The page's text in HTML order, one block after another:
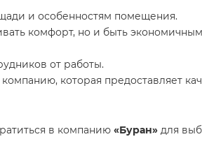
и особенностям помещения.
комфорт, но и быть
от работы.
которая предоставляет
в компанию «Буран» для